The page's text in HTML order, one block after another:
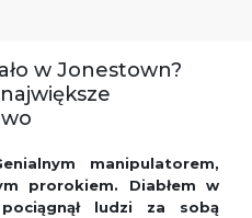
w Jonestown?
manipulatorem,
prorokiem. Diabłem w
ludzi za sobą